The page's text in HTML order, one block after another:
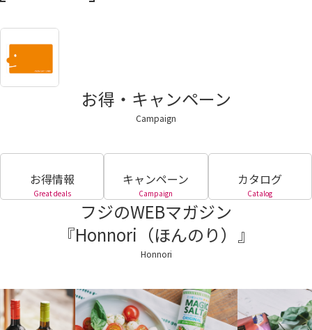
お得・キャンペーン
Campaign
お得情報
Great deals
キャンペーン
Campaign
カタログ
Catalog
フジのWEBマガジン
『Honnori（ほんのり）』
Honnori